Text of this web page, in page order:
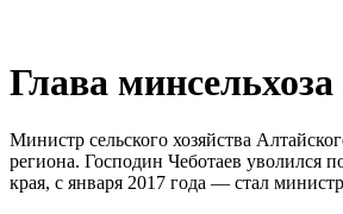
Глава
Министр сельского хозяйства
региона. Господин Чеботаев уволился
края, с января 2017 года — стал